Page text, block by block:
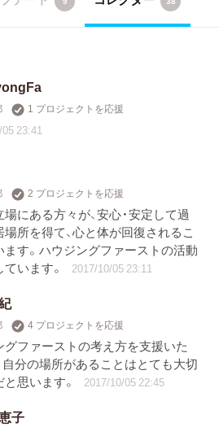
1 プロジェクトを応援
23:41
2 プロジェクトを応援
にある方々が、安心・安定して過
場所を得て、心と体が回復されるこ
ます。ハウジングファーストの活動
います。
2017/10/05 23:11
4 プロジェクトを応援
グファーストの考え方を支援いた
自分の場所があることはとても大切
思います。
2017/10/05 22:45
子